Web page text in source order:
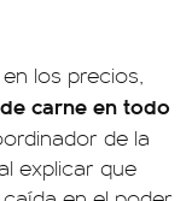
los precios,
carne en todo
de la
explicar que